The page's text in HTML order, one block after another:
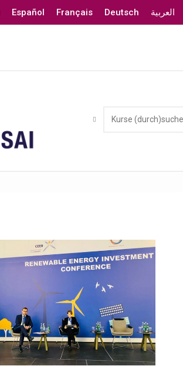
Español Français Deutsch العربية